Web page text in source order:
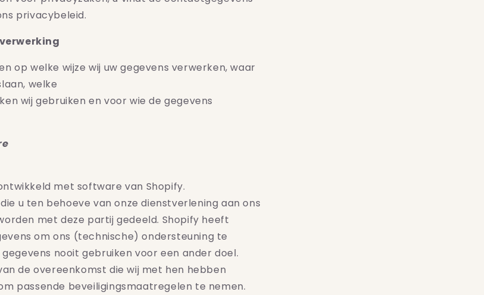
privacybeleid.
op welke wijze wij uw gegevens verwerken, waar
welke
wij gebruiken en voor wie de gegevens
met software van Shopify.
u ten behoeve van onze dienstverlening aan ons
met deze partij gedeeld. Shopify heeft
om ons (technische) ondersteuning te
gegevens nooit gebruiken voor een ander doel.
de overeenkomst die wij met hen hebben
passende beveiligingsmaatregelen te nemen.